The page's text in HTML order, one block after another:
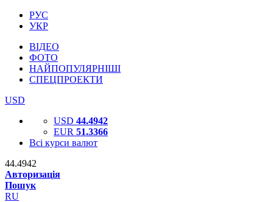
РУС
УКР
ВІДЕО
ФОТО
НАЙПОПУЛЯРНІШІ
СПЕЦПРОЕКТИ
USD
USD 44.4942
EUR 51.3366
Всі курси валют
44.4942
Авторизація
Пошук
RU